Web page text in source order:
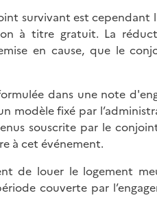
survivant est
à titre gratuit. La
en cause, que le
dans une note
modèle fixé par
souscrite par le
à cet événement.
de louer le logement
couverte par